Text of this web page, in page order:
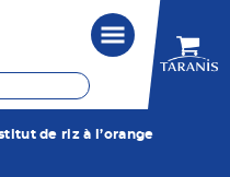
de riz à l’orange